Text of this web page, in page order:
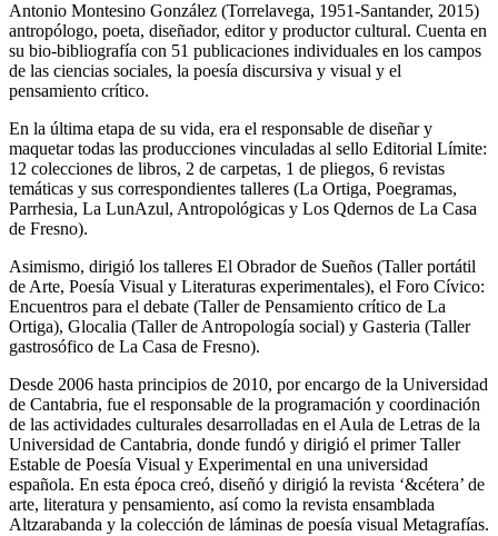
Antonio Montesino González (Torrelavega, 1951-Santander, 2015)
antropólogo, poeta, diseñador, editor y productor cultural. Cuenta en
su bio-bibliografía con 51 publicaciones individuales en los campos
de las ciencias sociales, la poesía discursiva y visual y el
pensamiento crítico.
En la última etapa de su vida, era el responsable de diseñar y
maquetar todas las producciones vinculadas al sello Editorial Límite:
12 colecciones de libros, 2 de carpetas, 1 de pliegos, 6 revistas
temáticas y sus correspondientes talleres (La Ortiga, Poegramas,
Parrhesia, La LunAzul, Antropológicas y Los Qdernos de La Casa
de Fresno).
Asimismo, dirigió los talleres El Obrador de Sueños (Taller portátil
de Arte, Poesía Visual y Literaturas experimentales), el Foro Cívico:
Encuentros para el debate (Taller de Pensamiento crítico de La
Ortiga), Glocalia (Taller de Antropología social) y Gasteria (Taller
gastrosófico de La Casa de Fresno).
Desde 2006 hasta principios de 2010, por encargo de la Universidad
de Cantabria, fue el responsable de la programación y coordinación
de las actividades culturales desarrolladas en el Aula de Letras de la
Universidad de Cantabria, donde fundó y dirigió el primer Taller
Estable de Poesía Visual y Experimental en una universidad
española. En esta época creó, diseñó y dirigió la revista ‘&cétera’ de
arte, literatura y pensamiento, así como la revista ensamblada
Altzarabanda y la colección de láminas de poesía visual Metagrafías.